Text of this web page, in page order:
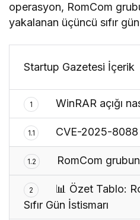
operasyon, RomCom
yakalanan üçüncü sıfır
Startup Gazetesi İçerik
1 WinRAR açığı
1.1 CVE-2025-8088
1.2 RomCom
2
📊 Özet Tablo:
Sıfır Gün İstismarı